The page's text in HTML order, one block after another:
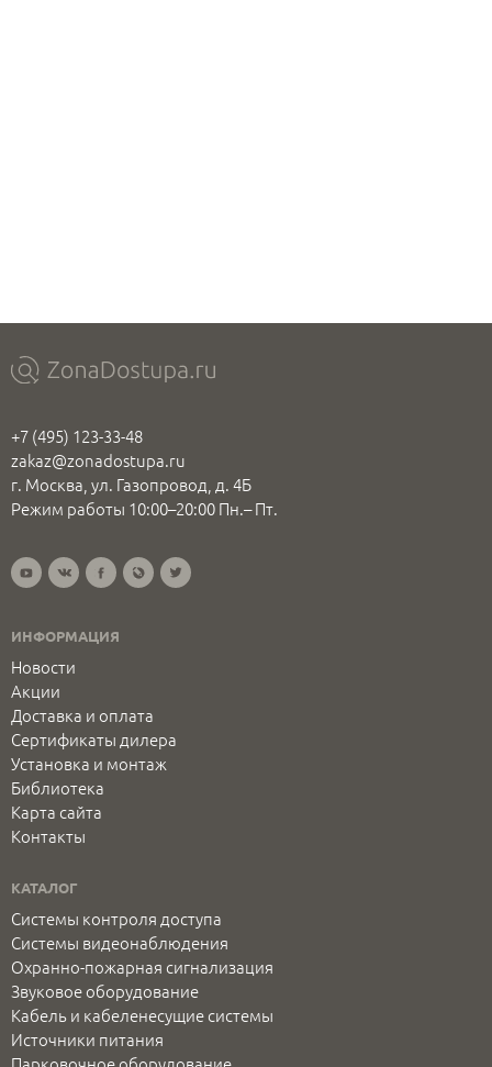
+7 (495) 123-33-48
zakaz@zonadostupa.ru
г. Москва, ул. Газопровод, д. 4Б
Режим работы 10:00–20:00 Пн.– Пт.
ИНФОРМАЦИЯ
Новости
Акции
Доставка и оплата
Сертификаты дилера
Установка и монтаж
Библиотека
Карта сайта
Контакты
КАТАЛОГ
Системы контроля доступа
Системы видеонаблюдения
Охранно-пожарная сигнализация
Звуковое оборудование
Кабель и кабеленесущие системы
Источники питания